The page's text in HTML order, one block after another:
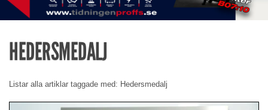
HEDERSMEDALJ
Listar alla artiklar taggade med: Hedersmedalj